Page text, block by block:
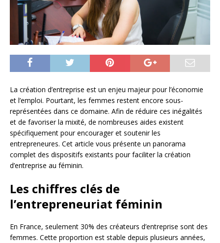
La création d’entreprise est un enjeu majeur pour l’économie
et l’emploi. Pourtant, les femmes restent encore sous-
représentées dans ce domaine. Afin de réduire ces inégalités
et de favoriser la mixité, de nombreuses aides existent
spécifiquement pour encourager et soutenir les
entrepreneures. Cet article vous présente un panorama
complet des dispositifs existants pour faciliter la création
d’entreprise au féminin.
Les chiffres clés de
l’entrepreneuriat féminin
En France, seulement 30% des créateurs d’entreprise sont des
femmes. Cette proportion est stable depuis plusieurs années,